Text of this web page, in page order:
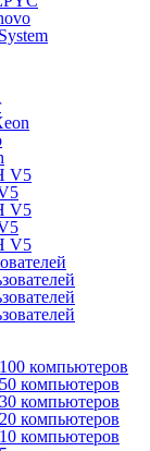
V5
V5
V5
компьютеров
компьютеров
компьютеров
компьютеров
компьютеров